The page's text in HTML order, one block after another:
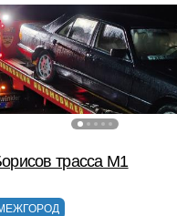
трасса М1